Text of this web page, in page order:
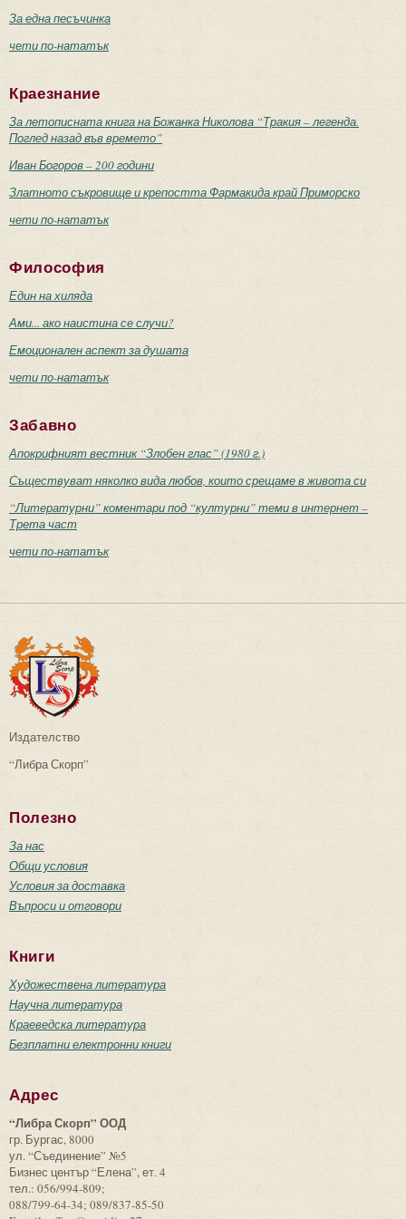
За една песъчинка
чети по-нататък
Краезнание
За летописната книга на Божанка Николова “Тракия – легенда.
Поглед назад във времето”
Иван Богоров – 200 години
Златното съкровище и крепостта Фармакида край Приморско
чети по-нататък
Философия
Един на хиляда
Ами... ако наистина се случи?
Емоционален аспект за душата
чети по-нататък
Забавно
Апокрифният вестник “Злобен глас” (1980 г.)
Съществуват няколко вида любов, които срещаме в живота си
“Литературни” коментари под “културни” теми в интернет –
Трета част
чети по-нататък
Издателство
“Либра Скорп”
Полезно
За нас
Общи условия
Условия за доставка
Въпроси и отговори
Книги
Художествена литература
Научна литература
Краеведска литература
Безплатни електронни книги
Адрес
“Либра Скорп” ООД
гр. Бургас, 8000
ул. “Съединение” №5
Бизнес център “Елена”, ет. 4
тел.: 056/994-809;
088/799-64-34; 089/837-85-50